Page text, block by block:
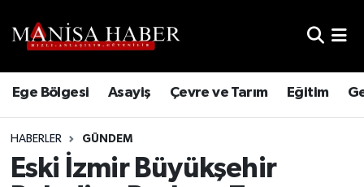
Ege Bölgesi Asayiş Çevre ve Tarım Eğitim
HABERLER GÜNDEM
Eski İzmir Büyükşehir
Trafik Durumu
Süper Lig Puan Durumu ve Fikstür